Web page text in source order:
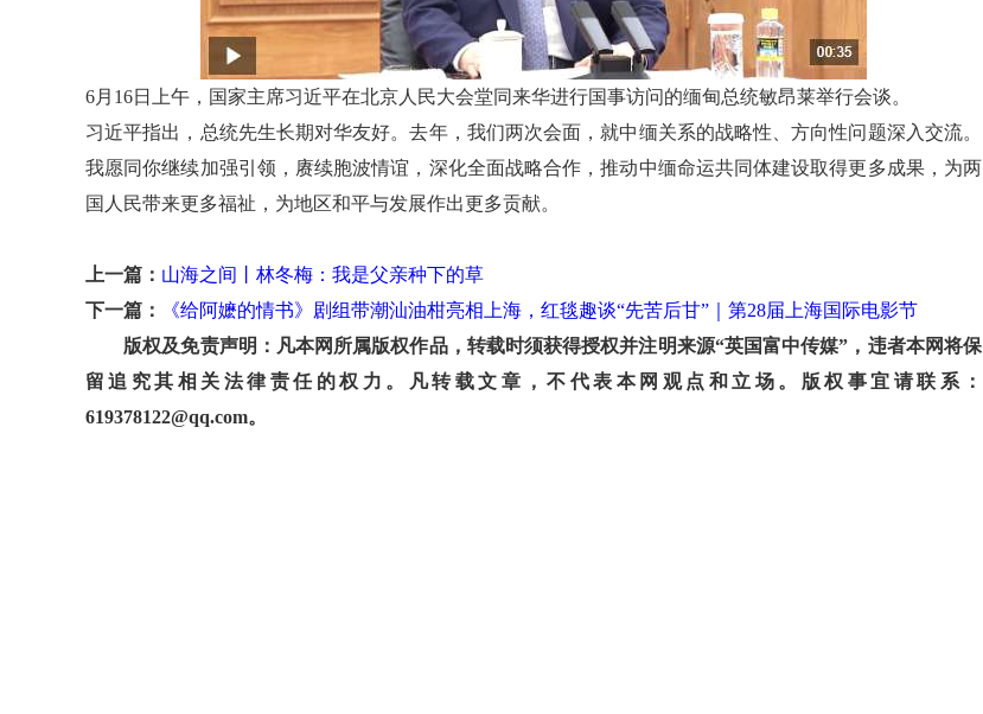
6月16日上午，国家主席习近平在北京人民大会堂同来华进行国事访问的缅甸总统敏昂莱举行会谈。
习近平指出，总统先生长期对华友好。去年，我们两次会面，就中缅关系的战略性、方向性问题深入交流。
我愿同你继续加强引领，赓续胞波情谊，深化全面战略合作，推动中缅命运共同体建设取得更多成果，为两
国人民带来更多福祉，为地区和平与发展作出更多贡献。
上一篇： 山海之间丨林冬梅：我是父亲种下的草
下一篇：
《给阿嬷的情书》剧组带潮汕油柑亮相上海，红毯趣谈“先苦后甘”｜第28届上海国际电影节
版权及免责声明：凡本网所属版权作品，转载时须获得授权并注明来源“英国富中传媒”，违者本网将保
留追究其相关法律责任的权力。凡转载文章，不代表本网观点和立场。版权事宜请联系：
619378122@qq.com。